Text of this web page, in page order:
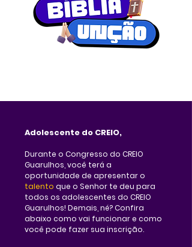
Adolescente do CREIO,
Durante o Congresso do CREIO
Guarulhos, você terá a
oportunidade de apresentar o
talento que o Senhor te deu para
todos os adolescentes do CREIO
Guarulhos! Demais, né? Confira
abaixo como vai funcionar e como
você pode fazer sua inscrição.